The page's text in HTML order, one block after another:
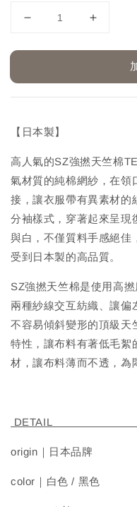
【日本製】
高人氣的SZ強撚天竺棉
氣材質的純棉網紗，在領
接，讓衣服帶有異素材的
分袖樣式，穿著起來呈現
與白，不僅質料手感絕佳
受到日本製的高品質。
SZ強撚天竺棉是使用高
兩種紗線交互紡織、讓偏
不容易傾斜變形的頂級天
特性，讓布料有著低毛絮
材，讓布料薄而不透，為
origin｜日本品牌
color｜白色 / 黑色